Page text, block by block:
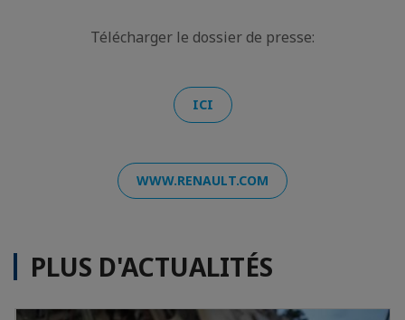
Télécharger le dossier de presse:
ICI
WWW.RENAULT.COM
PLUS D'ACTUALITÉS